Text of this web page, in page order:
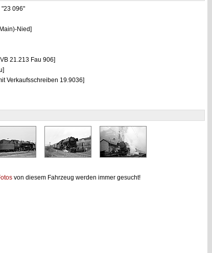
096"
Nied]
21.213 Fau 906]
Verkaufsschreiben 19.9036]
von diesem Fahrzeug werden immer gesucht!